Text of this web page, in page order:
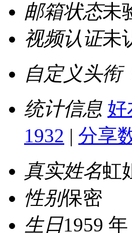
邮箱状态未
视频认证未
自定义头衔
统计信息 好
1932 | 分享
真实姓名虹
性别保密
生日1959 年